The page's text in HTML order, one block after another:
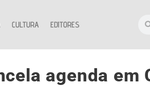
CULTURA EDITORES
agenda em